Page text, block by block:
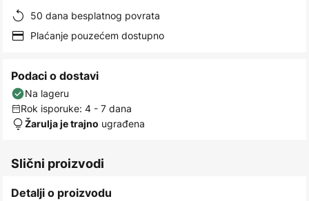
50 dana besplatnog povrata
Plaćanje pouzećem dostupno
Podaci o dostavi
Na lageru
Rok isporuke: 4 - 7 dana
Žarulja je trajno ugrađena
Slični proizvodi
Detalji o proizvodu